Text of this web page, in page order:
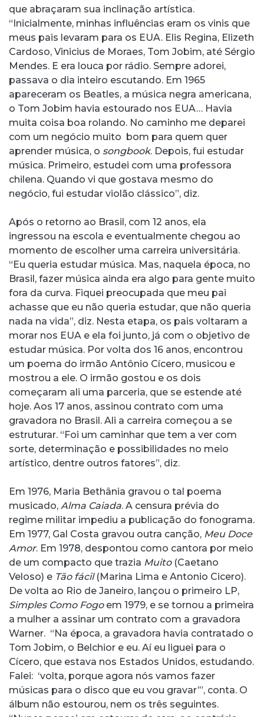
que abraçaram sua inclinação artística.
“Inicialmente, minhas influências eram os vinis que
meus pais levaram para os EUA. Elis Regina, Elizeth
Cardoso, Vinicius de Moraes, Tom Jobim, até Sérgio
Mendes. E era louca por rádio. Sempre adorei,
passava o dia inteiro escutando. Em 1965
apareceram os Beatles, a música negra americana,
o Tom Jobim havia estourado nos EUA… Havia
muita coisa boa rolando. No caminho me deparei
com um negócio muito bom para quem quer
aprender música, o songbook. Depois, fui estudar
música. Primeiro, estudei com uma professora
chilena. Quando vi que gostava mesmo do
negócio, fui estudar violão clássico”, diz.
Após o retorno ao Brasil, com 12 anos, ela
ingressou na escola e eventualmente chegou ao
momento de escolher uma carreira universitária.
“Eu queria estudar música. Mas, naquela época, no
Brasil, fazer música ainda era algo para gente muito
fora da curva. Fiquei preocupada que meu pai
achasse que eu não queria estudar, que não queria
nada na vida”, diz. Nesta etapa, os pais voltaram a
morar nos EUA e ela foi junto, já com o objetivo de
estudar música. Por volta dos 16 anos, encontrou
um poema do irmão Antônio Cícero, musicou e
mostrou a ele. O irmão gostou e os dois
começaram ali uma parceria, que se estende até
hoje. Aos 17 anos, assinou contrato com uma
gravadora no Brasil. Ali a carreira começou a se
estruturar. “Foi um caminhar que tem a ver com
sorte, determinação e possibilidades no meio
artístico, dentre outros fatores”, diz.
Em 1976, Maria Bethânia gravou o tal poema
musicado, Alma Caiada. A censura prévia do
regime militar impediu a publicação do fonograma.
Em 1977, Gal Costa gravou outra canção, Meu Doce
Amor. Em 1978, despontou como cantora por meio
de um compacto que trazia Muito(Caetano
Veloso) e Tão fácil(Marina Lima e Antonio Cicero).
De volta ao Rio de Janeiro, lançou o primeiro LP,
Simples Como Fogoem 1979, e se tornou a primeira
a mulher a assinar um contrato com a gravadora
Warner. “Na época, a gravadora havia contratado o
Tom Jobim, o Belchior e eu. Aí eu liguei para o
Cícero, que estava nos Estados Unidos, estudando.
Falei: ‘volta, porque agora nós vamos fazer
músicas para o disco que eu vou gravar’”, conta. O
álbum não estourou, nem os três seguintes.